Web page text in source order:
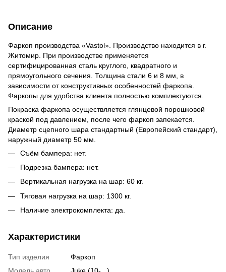
Описание
Фаркоп производства «Vastol». Производство находится в г.
Житомир. При производстве применяется
сертифицированная сталь круглого, квадратного и
прямоугольного сечения. Толщина стали 6 и 8 мм, в
зависимости от конструктивных особенностей фаркопа.
Фаркопы для удобства клиента полностью комплектуются.
Покраска фаркопа осуществляется глянцевой порошковой
краской под давлением, после чего фаркоп запекается.
Диаметр сцепного шара стандартный (Европейский стандарт),
наружный диаметр 50 мм.
Съём бампера: нет.
Подрезка бампера: нет.
Вертикальная нагрузка на шар: 60 кг.
Тяговая нагрузка на шар: 1300 кг.
Наличие электрокомплекта: да.
Характеристики
Тип изделия
Фаркоп